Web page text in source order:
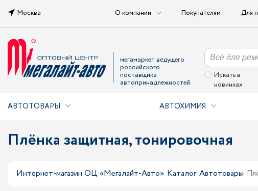
Москва О компании Покупателям Для
мегамаркет ведущего
российского
поставщика
автопринадлежностей
Искать в
новинках
АВТОТОВАРЫ АВТОХИМИЯ
Плёнка защитная, тонировочная
Интернет-магазин ОЦ «Мегалайт-Авто» Каталог Автотовары